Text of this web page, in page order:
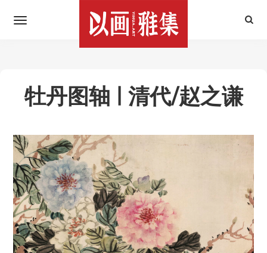
牡丹图轴 | 清代/赵之谦